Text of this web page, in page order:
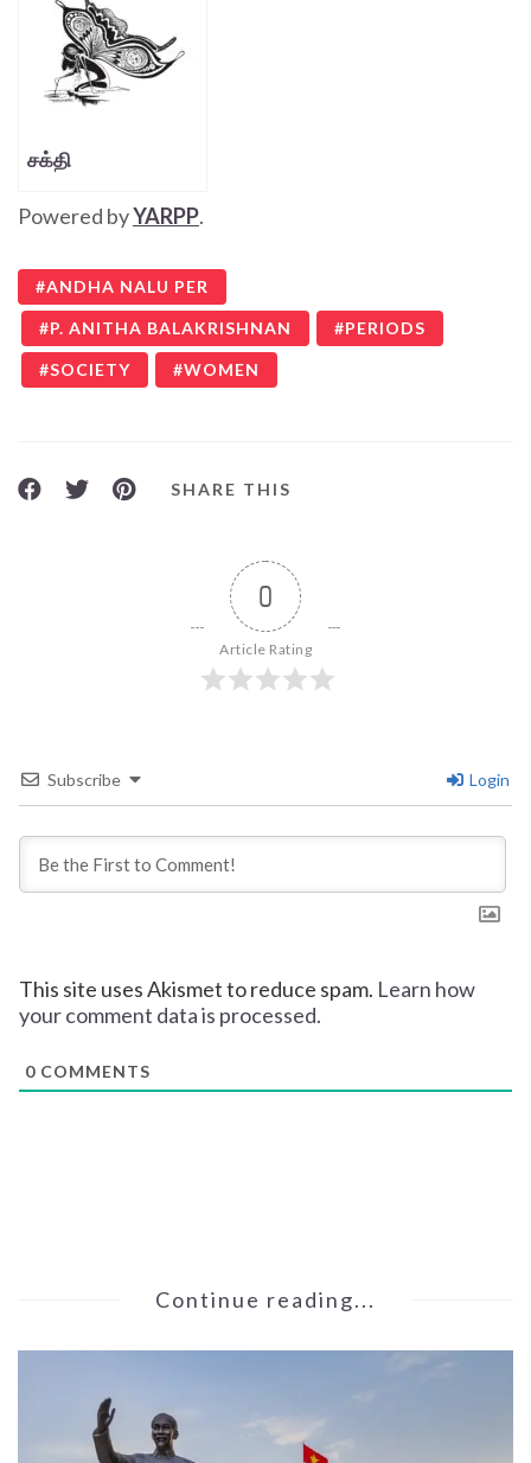
சக்தி
Powered byYARPP.
ANDHA NALU PER
P. ANITHA BALAKRISHNAN PERIODS
SOCIETY WOMEN
SHARE THIS
0
Article Rating
Subscribe Login
This site uses Akismet to reduce spam. Learn how
your comment data is processed.
0 COMMENTS
Continue reading...